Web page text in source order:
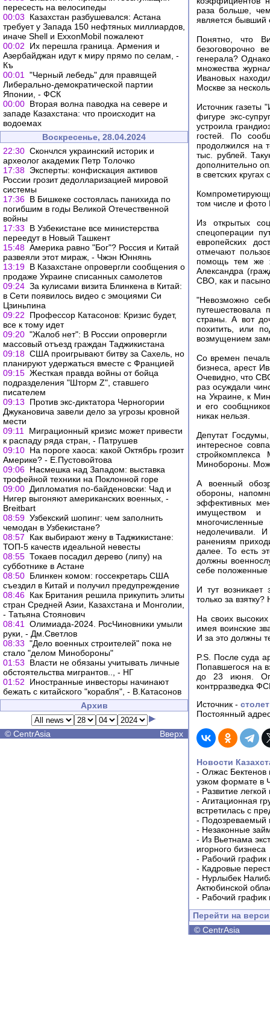
пересесть на велосипеды
00:03
Казахстан разбушевался: Астана
требует у Запада 150 нефтяных миллиардов,
иначе Shell и ExxonMobil пожалеют
00:02
Их перешла граница. Армения и
Азербайджан идут к миру прямо по селам, -
Къ
00:01
"Черный лебедь" для правящей
Либерально-демократической партии
Японии, - ФСК
00:00 Вторая волна паводка на севере и
западе Казахстана: что происходит на
водоемах
Воскресенье, 28.04.2024
22:30 Скончлся украинский историк и
археолог академик Петр Толочко
17:38 Эксперты: конфискация активов
России грозит дедолларизацией мировой
системы
17:36 В Бишкеке состоялась панихида по
погибшим в годы Великой Отечественной
войны
17:33
В Узбекистане все министерства
переедут в Новый Ташкент
15:48 Америка равно "Бог"? Россия и Китай
развеяли этот мираж, - Чжэн Юннянь
13:19 В Казахстане опровергли сообщения о
продаже Украине списанных самолетов
09:24 За кулисами визита Блинкена в Китай:
в Сети появилось видео с эмоциями Си
Цзиньпина
09:22
Профессор Катасонов: Кризис будет,
все к тому идет
09:20 "Жалоб нет": В России опровергли
массовый отъезд граждан Таджикистана
09:18 США проигрывают битву за Сахель, но
планируют удержаться вместе с Францией
09:15 Жесткая правда войны от бойца
подразделения "Шторм Z", ставшего
писателем
09:13
Против экс-диктатора Черногории
Джукановича завели дело за угрозы кровной
мести
09:11
Миграционный кризис может привести
к распаду ряда стран, - Патрушев
09:10 На пороге хаоса: какой Октябрь грозит
Америке? - Е.Пустовойтова
09:06 Насмешка над Западом: выставка
трофейной техники на Поклонной горе
09:00 Дипломатия по-байденовски: Чад и
Нигер выгоняют американских военных, -
Breitbart
08:59 Узбекский шопинг: чем заполнить
чемодан в Узбекистане?
08:57
Как выбирают жену в Таджикистане:
ТОП-5 качеств идеальной невесты
08:55 Токаев посадил дерево (липу) на
субботнике в Астане
08:50 Блинкен комом: госсекретарь США
съездил в Китай и получил предупреждение
08:46 Как Британия решила прикупить элиты
стран Средней Азии, Казахстана и Монголии,
- Татьяна Стоянович
08:41
Олимиада-2024. РосЧиновники умыли
руки, - Дм.Светлов
08:33 "Дело военных строителей" пока не
стало "делом Минобороны"
01:53
Власти не обязаны учитывать личные
обстоятельства мигрантов.., - НГ
01:52
Иностранные инвесторы начинают
бежать с китайского "корабля", - В.Катасонов
Архив
© CentrAsia Вверх
раза больше,
является бывший
Понятно, что
безоговорочно
генерала?
множества
Ивановых
Москве за
Источник газеты
фигуре экс-
устроила
гостей. По
продолжился на
тыс. рублей.
дополнительно
в светских
том числе и фото
Из открытых
спецоперации
европейских
отмечают
помощь тем же
Александра
СВО, как и
"Невозможно
путешествовала
страны. А вот
похитить, или
возмущением
Со времен
бизнеса, арест
Очевидно, что
раз осуждали
на Украине, к
и его
никак нельзя.
Депутат
интересное
Минобороны.
А военный
обороны,
эффективных
имуществом и
недолечивали.
ранениям
далее. То есть
должны
себе положенные
И тут возникает
только за
На своих
имея воинские
И за это должны
P.S. После суда
Попавшегося на
до 23 июня.
контрразведка
Источник -
Постоянный
Новости
- Олжас Бектенов
узком формате в
- Развитие
- Агитационная
встретилась с
- Подозреваемый
- Незаконные
- Из Вьетнама
игорного бизнеса
- Рабочий график
- Кадровые
- Нурлыбек
Актюбинской
- Рабочий график
Перейти на
© CentrAsia